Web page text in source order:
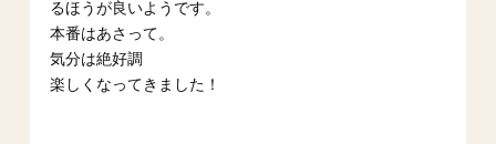
るほうが良いようです。
本番はあさって。
気分は絶好調
楽しくなってきました！